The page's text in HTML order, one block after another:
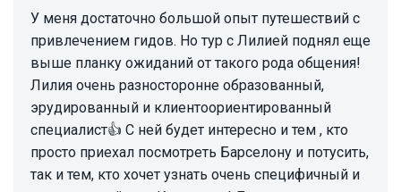
У меня достаточно большой опыт путешествий с
привлечением гидов. Но тур с Лилией поднял еще
выше планку ожиданий от такого рода общения!
Лилия очень разносторонне образованный,
эрудированный и клиентоориентированный
специалист👍 С ней будет интересно и тем , кто
просто приехал посмотреть Барселону и потусить,
так и тем, кто хочет узнать очень специфичный и